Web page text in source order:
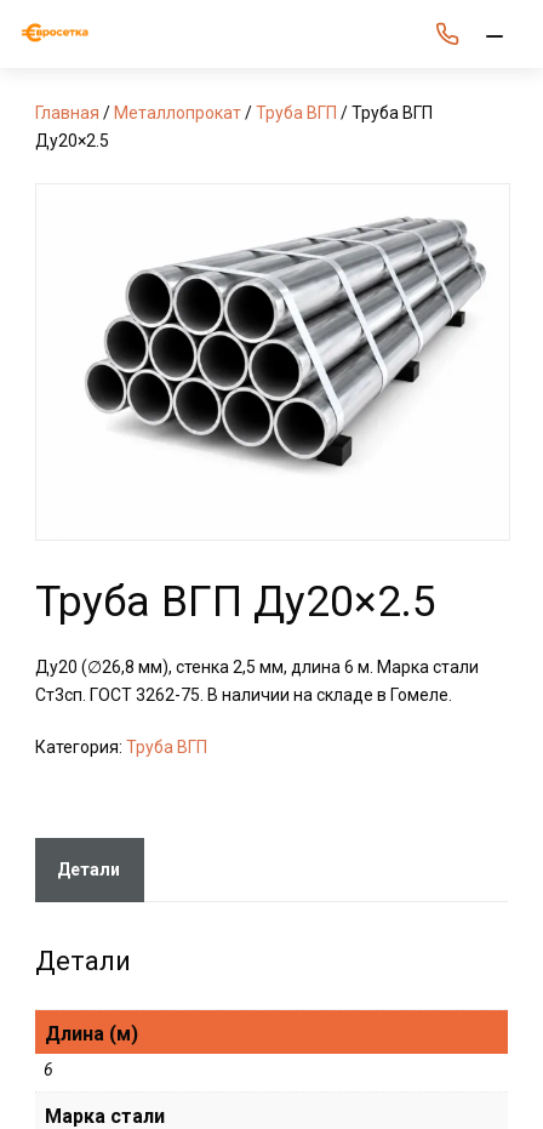
Главная / Металлопрокат/Труба ВГП / Труба ВГП
Ду20×2.5
Труба ВГП Ду20×2.5
Ду20 (∅26,8 мм), стенка 2,5 мм, длина 6 м. Марка стали
Ст3сп. ГОСТ 3262-75. В наличии на складе в Гомеле.
Категория: Труба ВГП
Детали
Детали
Длина (м)
6
Марка стали